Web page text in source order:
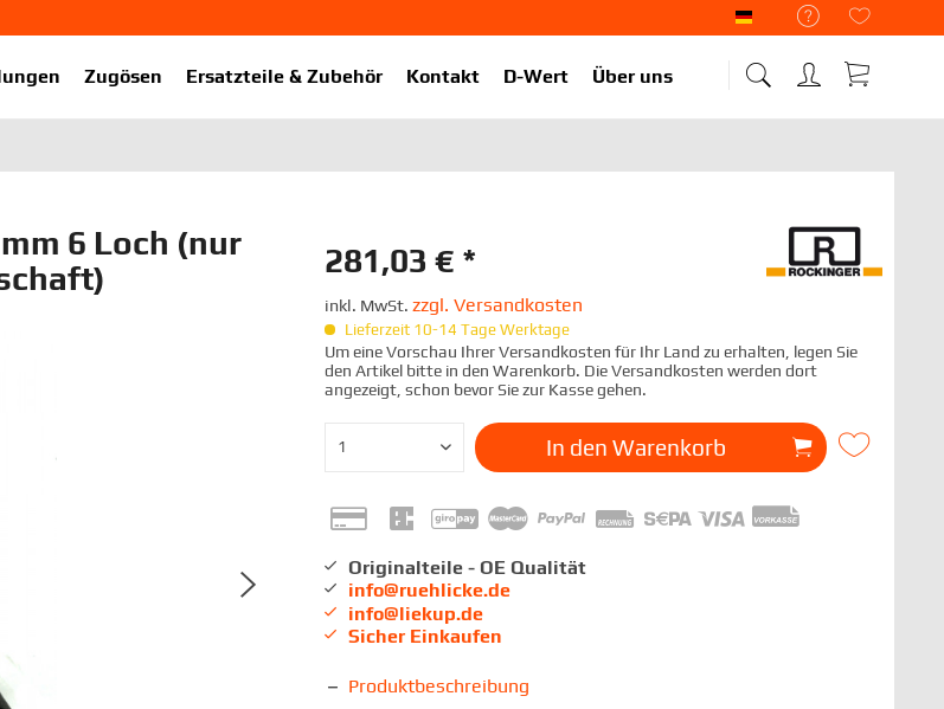
Liekup Deutsch
Zugösen Ersatzteile & Zubehör Kontakt D-Wert Über uns
6 Loch (nur
281,03 € *
inkl. MwSt. zzgl. Versandkosten
Lieferzeit 10-14 Tage Werktage
Um eine Vorschau Ihrer Versandkosten für Ihr Land zu erhalten, legen Sie
den Artikel bitte in den Warenkorb. Die Versandkosten werden dort
angezeigt, schon bevor Sie zur Kasse gehen.
In den Warenkorb
Originalteile - OE Qualität
info@ruehlicke.de
info@liekup.de
Sicher Einkaufen
Produktbeschreibung